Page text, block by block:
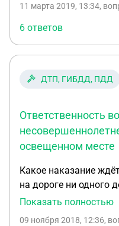
не подписал и сделал
в нем, суда ещё не
доказательств что я
шансы на то что я
ситуации.
11 марта 2019, 13:34,
6 ответов
ДТП, ГИБДД, ПДД
Ответственность
освещенном месте
Какое наказание
на дороге ни одного
никакого освящения.
Показать полностью
09 ноября 2018, 12:36,